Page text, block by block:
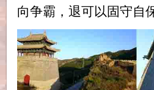
向争霸，退可以固守自保